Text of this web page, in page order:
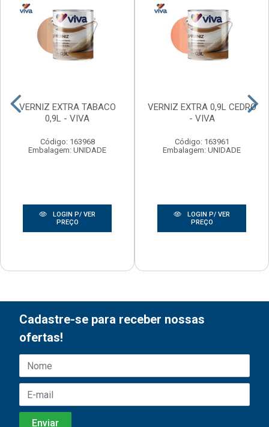
VERNIZ EXTRA TABACO
0,9L - VIVA
Código: 163968
Embalagem: UNIDADE
LOGIN P/ VER
PREÇO
VERNIZ EXTRA 0,9L CEDRO
- VIVA
Código: 163961
Embalagem: UNIDADE
LOGIN P/ VER
PREÇO
Cadastre-se para receber nossas
ofertas!